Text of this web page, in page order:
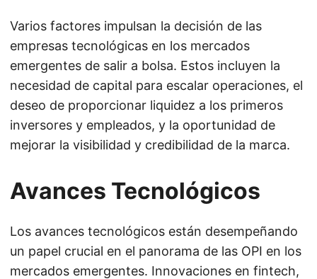
Varios factores impulsan la decisión de las
empresas tecnológicas en los mercados
emergentes de salir a bolsa. Estos incluyen la
necesidad de capital para escalar operaciones, el
deseo de proporcionar liquidez a los primeros
inversores y empleados, y la oportunidad de
mejorar la visibilidad y credibilidad de la marca.
Avances Tecnológicos
Los avances tecnológicos están desempeñando
un papel crucial en el panorama de las OPI en los
mercados emergentes. Innovaciones en fintech,